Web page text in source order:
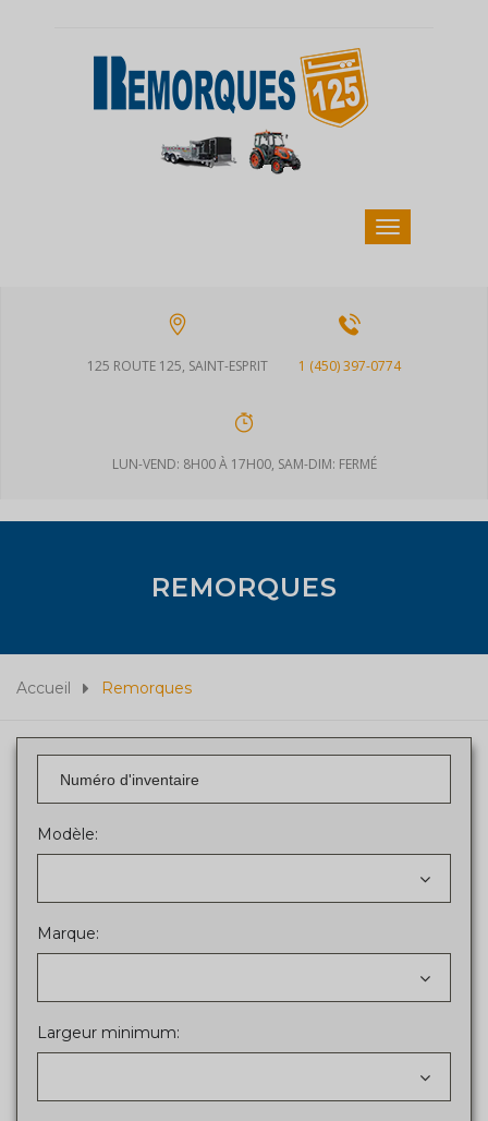
125 ROUTE 125, SAINT-ESPRIT 1 (450) 397-0774
LUN-VEND: 8H00 À 17H00, SAM-DIM: FERMÉ
REMORQUES
Accueil Remorques
Modèle:
Marque:
Largeur minimum: